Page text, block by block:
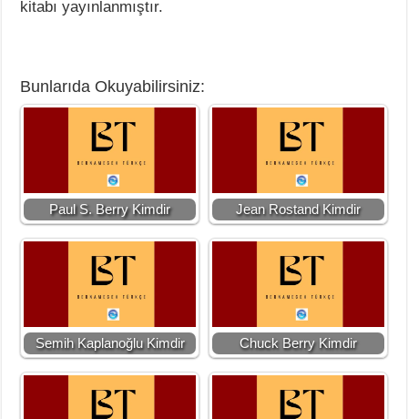
kitabı yayınlanmıştır.
Bunlarıda Okuyabilirsiniz:
Paul S. Berry Kimdir Jean Rostand Kimdir
Semih Kaplanoğlu Kimdir Chuck Berry Kimdir